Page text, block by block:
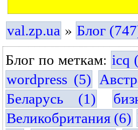
val.zp.ua » Блог
Блог по меткам: icq
wordpress (5)
Беларусь (1)
Великобритания (6)